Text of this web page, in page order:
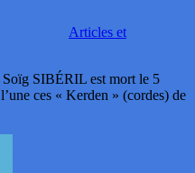
Articles et
SIBÉRIL est mort le 5
ces « Kerden » (cordes) de